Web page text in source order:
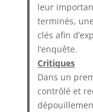
leur
terminés,
clés afin
l’enquête.
Critiques
Dans un
contrôlé et